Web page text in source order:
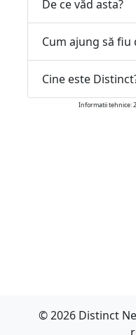
De ce văd asta?
Cum ajung să fiu
Cine este
Informatii tehnice:
© 2026 Distinct